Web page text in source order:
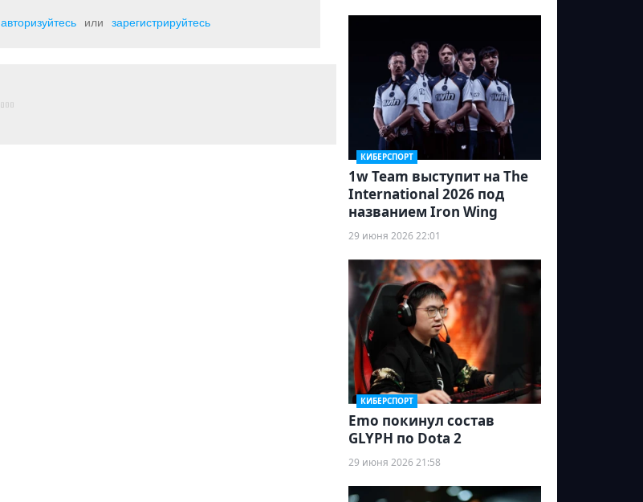
авторизуйтесь или зарегистрируйтесь
КИБЕРСПОРТ
1w Team выступит на The
International 2026 под
названием Iron Wing
29 июня 2026 22:01
КИБЕРСПОРТ
Emo покинул состав
GLYPH по Dota 2
29 июня 2026 21:58